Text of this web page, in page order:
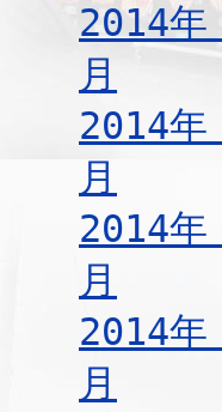
2014
月
2014
月
2014
月
2014
月